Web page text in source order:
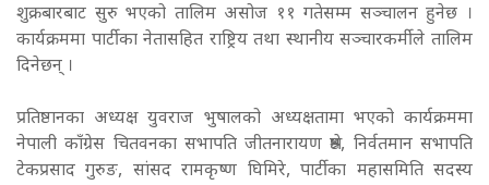
शुक्रबारबाट सुरु भएको तालिम असोज ११ गतेसम्म सञ्चालन हुनेछ ।
कार्यक्रममा पार्टीका नेतासहित राष्ट्रिय तथा स्थानीय सञ्चारकर्मीले तालिम
दिनेछन् ।
प्रतिष्ठानका अध्यक्ष युवराज भुषालको अध्यक्षतामा भएको कार्यक्रममा
नेपाली काँग्रेस चितवनका सभापति जीतनारायण श्रेष्ठ, निर्वतमान सभापति
टेकप्रसाद गुरुङ, सांसद रामकृष्ण घिमिरे, पार्टीका महासमिति सदस्य